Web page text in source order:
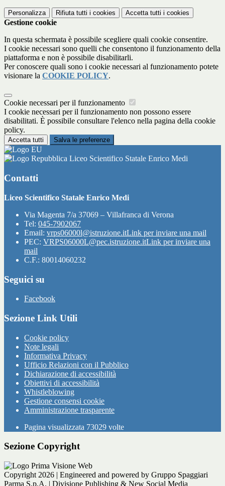
Personalizza Rifiuta tutti i cookies Accetta tutti i cookies
Gestione cookie
In questa schermata è possibile scegliere quali cookie consentire.
I cookie necessari sono quelli che consentono il funzionamento della
piattaforma e non è possibile disabilitarli.
Per conoscere quali sono i cookie necessari al funzionamento potete
visionare la COOKIE POLICY.
Cookie necessari per il funzionamento
I cookie necessari per il funzionamento non possono essere
disabilitati. È possibile consultare l'elenco nella pagina della cookie
policy.
Accetta tutti Salva le preferenze
Liceo Scientifico Statale Enrico Medi
Contatti
Liceo Scientifico Statale Enrico Medi
Via Magenta 7/a 37069 – Villafranca di Verona
Tel: 045-7902067
Email: vrps06000l@istruzione.itLink per inviare una mail
PEC: VRPS06000L@pec.istruzione.itLink per inviare una
mail
C.F.: 80014060232
Seguici su
Facebook
Sezione Link Utili
Cookie policy
Note legali
Informativa Privacy
Ufficio Relazioni con il Pubblico
Dichiarazione di accessibilità
Obiettivi di accessibilità
Whistleblowing
Gestione consensi cookie
Amministrazione trasparente
Pagina visualizzata 73029 volte
Sezione Copyright
Copyright 2026 | Engineered and powered by Gruppo Spaggiari
Parma S.p.A. | Divisione Publishing & New Social Media